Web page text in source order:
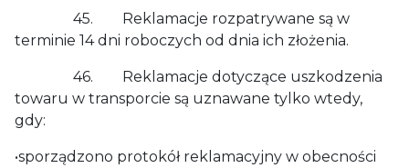
45. Reklamacje rozpatrywane są w
terminie 14 dni roboczych od dnia ich złożenia.
46. Reklamacje dotyczące uszkodzenia
towaru w transporcie są uznawane tylko wtedy,
gdy:
•sporządzono protokół reklamacyjny w obecności